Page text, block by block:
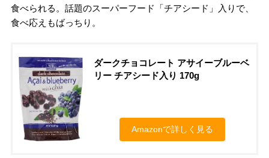
食べられる。話題のスーパーフード「チアシード」入りで、
食べ応えもばっちり。
ダークチョコレート アサイーブルーベ
リー チアシード入り 170g
Amazonで詳しく見る